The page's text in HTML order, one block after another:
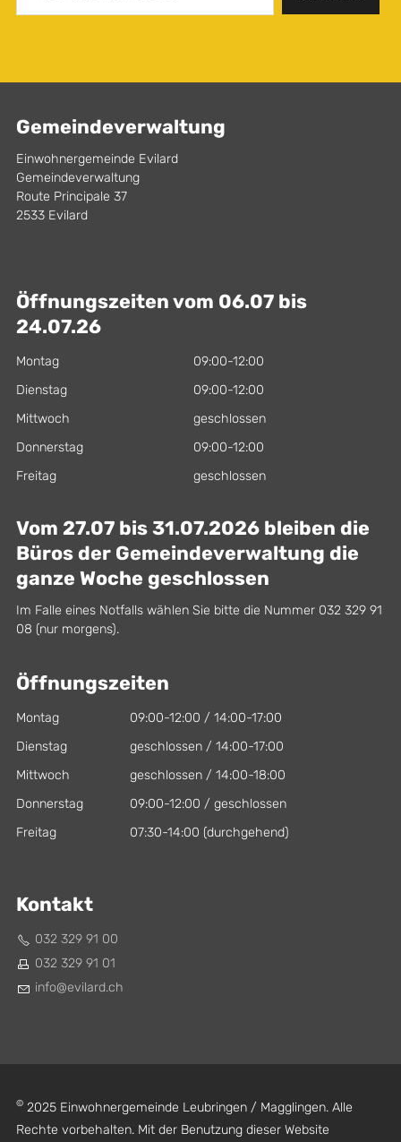
Gemeindeverwaltung
Einwohnergemeinde Evilard
Gemeindeverwaltung
Route Principale 37
2533 Evilard
Öffnungszeiten vom 06.07 bis
24.07.26
Montag
09:00-12:00
Dienstag
09:00-12:00
Mittwoch
geschlossen
Donnerstag
09:00-12:00
Freitag
geschlossen
Vom 27.07 bis 31.07.2026 bleiben die
Büros der Gemeindeverwaltung die
ganze Woche geschlossen
Im Falle eines Notfalls wählen Sie bitte die Nummer 032 329 91
08 (nur morgens).
Öffnungszeiten
Montag
09:00-12:00 / 14:00-17:00
Dienstag
geschlossen / 14:00-17:00
Mittwoch
geschlossen / 14:00-18:00
Donnerstag
09:00-12:00 / geschlossen
Freitag
07:30-14:00 (durchgehend)
Kontakt
032 329 91 00
032 329 91 01
nf
v l rd ch
© 2025 Einwohnergemeinde Leubringen / Magglingen. Alle
Rechte vorbehalten. Mit der Benutzung dieser Website